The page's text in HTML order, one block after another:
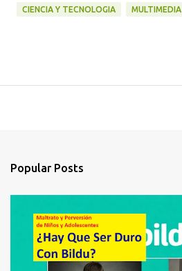
CIENCIA Y TECNOLOGIA MULTIMEDIA
Popular Posts